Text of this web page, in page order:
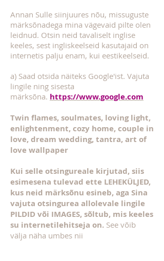
Annan Sulle siinjuures nõu, missuguste
märksõnadega mina vägevaid pilte olen
leidnud. Otsin neid tavaliselt inglise
keeles, sest ingliskeelseid kasutajaid on
internetis palju enam, kui eestikeelseid.
a) Saad otsida näiteks Google'ist. Vajuta
lingile ning sisesta
märksõna. https://www.google.com
Twin flames, soulmates, loving light,
enlightenment, cozy home, couple in
love, dream wedding, tantra, art of
love wallpaper
Kui selle otsingureale kirjutad, siis
esimesena tulevad ette LEHEKÜLJED,
kus neid märksõnu esineb, aga Sina
vajuta otsingurea allolevale lingile
PILDID või IMAGES, sõltub, mis keeles
su internetilehitseja on. See võib
välja näha umbes nii